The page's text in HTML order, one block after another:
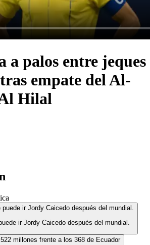
a palos entre jeques
empate del Al-
Hilal
ir Jordy Caicedo después del mundial.